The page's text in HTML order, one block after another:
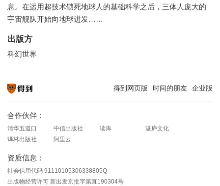
息。在运用超技术锁死地球人的基础科学之后，三体人庞大的
宇宙舰队开始向地球进发……
出版方
科幻世界
得到网页版 时间的朋友 企业版
合作伙伴：
清华五道口 中信出版社 读库
湛庐文化
译林出版社
阿里云
资质信息：
社会信用代码 91110105306338805Q
出版物经营许可 新出发京批字第直190304号